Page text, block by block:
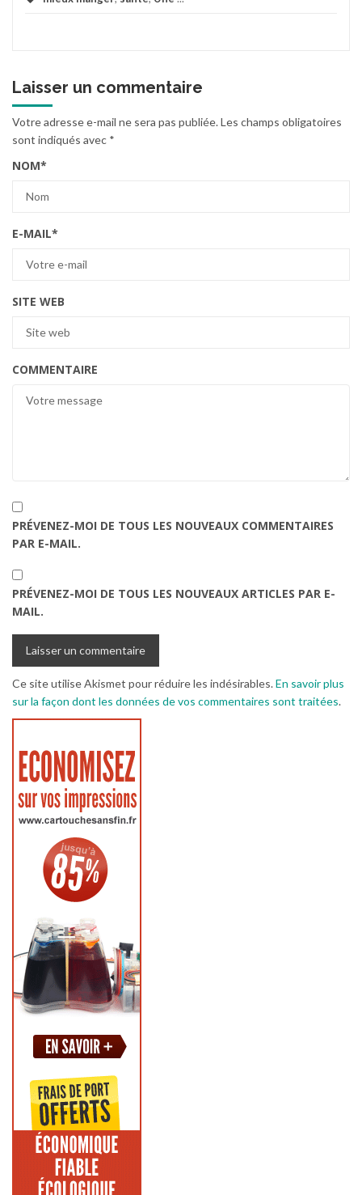
Laisser un commentaire
Votre adresse e-mail ne sera pas publiée.Les champs obligatoires
sont indiqués avec *
NOM*
E-MAIL*
SITE WEB
COMMENTAIRE
PRÉVENEZ-MOI DE TOUS LES NOUVEAUX COMMENTAIRES
PAR E-MAIL.
PRÉVENEZ-MOI DE TOUS LES NOUVEAUX ARTICLES PAR E-
MAIL.
Ce site utilise Akismet pour réduire les indésirables.En savoir plus
sur la façon dont les données de vos commentaires sont traitées.